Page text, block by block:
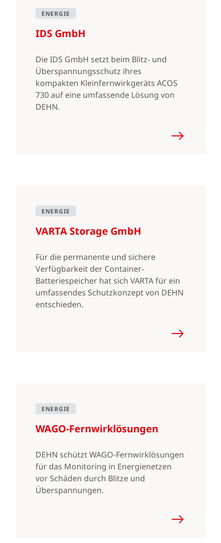
ENERGIE
IDS GmbH
Die IDS GmbH setzt beim Blitz- und
Überspannungsschutz ihres
kompakten Kleinfernwirkgeräts ACOS
730 auf eine umfassende Lösung von
DEHN.
ENERGIE
VARTA Storage GmbH
Für die permanente und sichere
Verfügbarkeit der Container-
Batteriespeicher hat sich VARTA für ein
umfassendes Schutzkonzept von DEHN
entschieden.
ENERGIE
WAGO-Fernwirklösungen
DEHN schützt WAGO-Fernwirklösungen
für das Monitoring in Energienetzen
vor Schäden durch Blitze und
Überspannungen.